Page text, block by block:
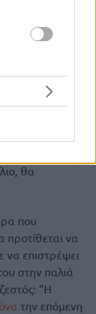
τους
για πρώτη
και το μέλλον
έχει στο
τόνισε στον
πιθανά:
θα
που
προτίθεται να
επιστρέψει
στην παλιά
“Η
την επόμενη